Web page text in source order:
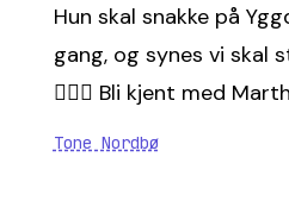
Hun skal snakke på
gang, og synes vi skal
🙋🏼‍♀️ Bli kjent med
Tone Nordbø